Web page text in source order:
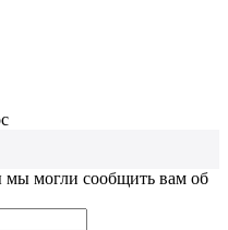
мы могли сообщить вам об